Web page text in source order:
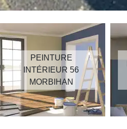
PEINTURE
INTÉRIEUR 56
MORBIHAN